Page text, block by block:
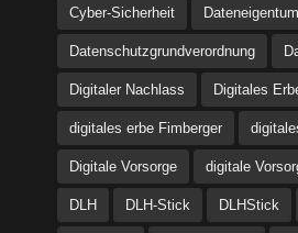
Cyber-Sicherheit Dateneigentum
Datenschutzgrundverordnung
Digitaler Nachlass Digitales
digitales erbe Fimberger
Digitale Vorsorge digitale
DLH DLH-Stick DLHStick